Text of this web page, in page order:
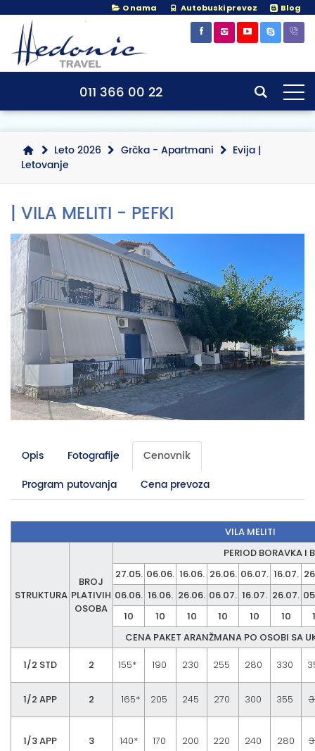
O nama Autobuski prevoz Blog
011 366 00 22
Leto 2026 Grčka - Apartmani
Evija |
Letovanje
| VILA MELITI - PEFKI
Opis Fotografije
Cenovnik
Program putovanja
Cena prevoza
VILA MELITI
STRUKTURA
BROJ
PLATIVIH
OSOBA
PERIOD BORAVKA I
27.05. 06.06. 16.06. 26.06. 06.07. 16.07.
06.06. 16.06. 26.06. 06.07. 16.07. 26.07.
10
10 10 10 10 10
CENA PAKET ARANŽMANA PO OSOBI SA
1/2 STD 2 155* 190 230 255 280 330
1/2 APP 2 165* 205 245 270 300 355
1/3 APP 3 140* 170 200 220 240 280